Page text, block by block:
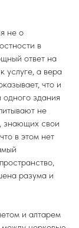
не о
в
ответ на
услуге, а вера
что и
здания
не
знающих свои
в этом нет
разума и
и алтарем